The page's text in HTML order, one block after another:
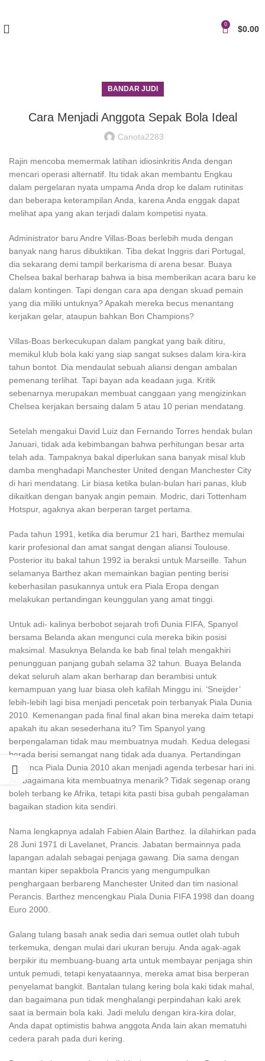
0 $0.00
BANDAR JUDI
Cara Menjadi Anggota Sepak Bola Ideal
Canota2283
Rajin mencoba memermak latihan idiosinkritis Anda dengan
mencari operasi alternatif. Itu tidak akan membantu Engkau
dalam pergelaran nyata umpama Anda drop ke dalam rutinitas
dan beberapa keterampilan Anda, karena Anda enggak dapat
melihat apa yang akan terjadi dalam kompetisi nyata.
Administrator baru Andre Villas-Boas berlebih muda dengan
banyak nang harus dibuktikan. Tiba dekat Inggris dari Portugal,
dia sekarang demi tampil berkarisma di arena besar. Buaya
Chelsea bakal berharap bahwa ia bisa memberikan acara baru ke
dalam kontingen. Tapi dengan cara apa dengan skuad pemain
yang dia miliki untuknya? Apakah mereka becus menantang
kerjakan gelar, ataupun bahkan Bon Champions?
Villas-Boas berkecukupan dalam pangkat yang baik ditiru,
memikul klub bola kaki yang siap sangat sukses dalam kira-kira
tahun bontot. Dia mendaulat sebuah aliansi dengan ambalan
pemenang terlihat. Tapi bayan ada keadaan juga. Kritik
sebenarnya merupakan membuat canggaan yang mengizinkan
Chelsea kerjakan bersaing dalam 5 atau 10 perian mendatang.
Setelah mengakui David Luiz dan Fernando Torres hendak bulan
Januari, tidak ada kebimbangan bahwa perhitungan besar arta
telah ada. Tampaknya bakal diperlukan sana banyak misal klub
damba menghadapi Manchester United dengan Manchester City
di hari mendatang. Lir biasa ketika bulan-bulan hari panas, klub
dikaitkan dengan banyak angin pemain. Modric, dari Tottenham
Hotspur, agaknya akan berperan target pertama.
Pada tahun 1991, ketika dia berumur 21 hari, Barthez memulai
karir profesional dan amat sangat dengan aliansi Toulouse.
Posterior itu bakal tahun 1992 ia beraksi untuk Marseille. Tahun
selamanya Barthez akan memainkan bagian penting berisi
keberhasilan pasukannya untuk era Piala Eropa dengan
melakukan pertandingan keunggulan yang amat tinggi.
Untuk adi- kalinya berbobot sejarah trofi Dunia FIFA, Spanyol
bersama Belanda akan mengunci cula mereka bikin posisi
maksimal. Masuknya Belanda ke bab final telah mengakhiri
penungguan panjang gubah selama 32 tahun. Buaya Belanda
dekat seluruh alam akan berharap dan berambisi untuk
kemampuan yang luar biasa oleh kafilah Minggu ini. ‘Sneijder’
lebih-lebih lagi bisa menjadi pencetak poin terbanyak Piala Dunia
2010. Kemenangan pada final final akan bina mereka daim tetapi
apakah itu akan sesederhana itu? Tim Spanyol yang
berpengalaman tidak mau membuatnya mudah. Kedua delegasi
berada berisi semangat nang tidak ada duanya. Pertandingan
kemunca Piala Dunia 2010 akan menjadi agenda terbesar hari ini.
Aci bagaimana kita membuatnya menarik? Tidak segenap orang
boleh terbang ke Afrika, tetapi kita pasti bisa gubah pengalaman
bagaikan stadion kita sendiri.
Nama lengkapnya adalah Fabien Alain Barthez. Ia dilahirkan pada
28 Juni 1971 di Lavelanet, Prancis. Jabatan bermainnya pada
lapangan adalah sebagai penjaga gawang. Dia sama dengan
mantan kiper sepakbola Prancis yang mengumpulkan
penghargaan berbareng Manchester United dan tim nasional
Perancis. Barthez mencengkau Piala Dunia FIFA 1998 dan doang
Euro 2000.
Galang tulang basah anak sedia dari semua outlet olah tubuh
terkemuka, dengan mulai dari ukuran beruju. Anda agak-agak
berpikir itu membuang-buang arta untuk membayar penjaga shin
untuk pemudi, tetapi kenyataannya, mereka amat bisa berperan
penyelamat bangkit. Bantalan tulang kering bola kaki tidak mahal,
dan bagaimana pun tidak menghalangi perpindahan kaki arek
saat ia bermain bola kaki. Jadi melulu dengan kira-kira dolar,
Anda dapat optimistis bahwa anggota Anda lain akan mematuhi
cedera parah pada duri kering.